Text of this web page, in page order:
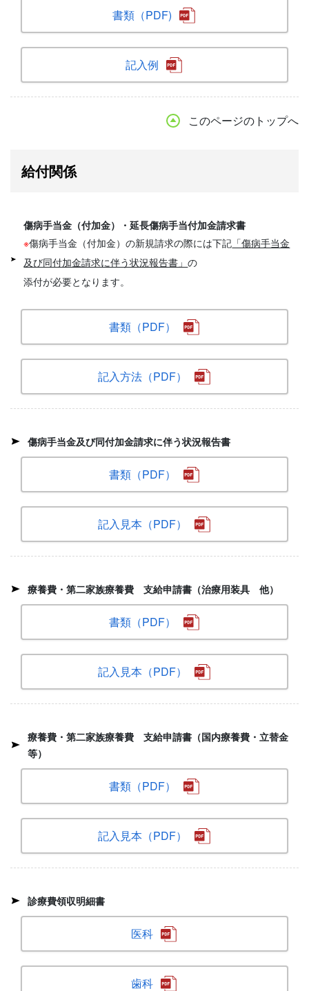
書類（PDF)
記入例
このページのトップへ
給付関係
傷病手当金（付加金）・延長傷病手当付加金請求書
※傷病手当金（付加金）の新規請求の際には下記 「傷病手当金
及び同付加金請求に伴う状況報告書」の
添付が必要となります。
書類（PDF）
記入方法（PDF）
傷病手当金及び同付加金請求に伴う状況報告書
書類（PDF）
記入見本（PDF）
療養費・第二家族療養費 支給申請書（治療用装具 他）
書類（PDF）
記入見本（PDF）
療養費・第二家族療養費 支給申請書（国内療養費・立替金
等）
書類（PDF）
記入見本（PDF）
診療費領収明細書
医科
歯科